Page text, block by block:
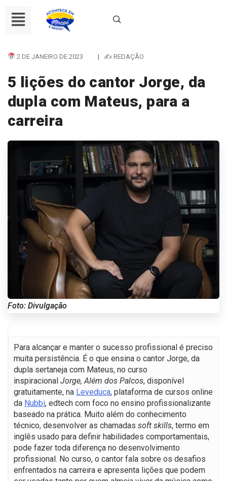
2 DE JANEIRO DE 2023 | ✍ REDAÇÃO
5 lições do cantor Jorge, da
dupla com Mateus, para a
carreira
Foto: Divulgação
Para alcançar e manter o sucesso profissional é preciso
muita persistência. É o que ensina o cantor Jorge, da
dupla sertaneja com Mateus, no curso
inspiracional Jorge, Além dos Palcos, disponível
gratuitamente, na Leveduca, plataforma de cursos online
da Nubbi, edtech com foco no ensino profissionalizante
baseado na prática. Muito além do conhecimento
técnico, desenvolver as chamadas soft skills, termo em
inglês usado para definir habilidades comportamentais,
pode fazer toda diferença no desenvolvimento
profissional. No curso, o cantor fala sobre os desafios
enfrentados na carreira e apresenta lições que podem